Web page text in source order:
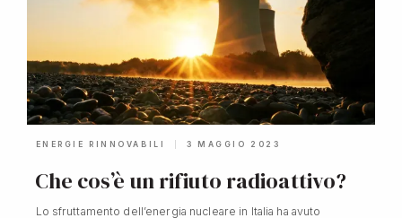
ENERGIE RINNOVABILI 3 MAGGIO 2023
Che cos’è un rifiuto radioattivo?
Lo sfruttamento dell’energia nucleare in Italia ha avuto